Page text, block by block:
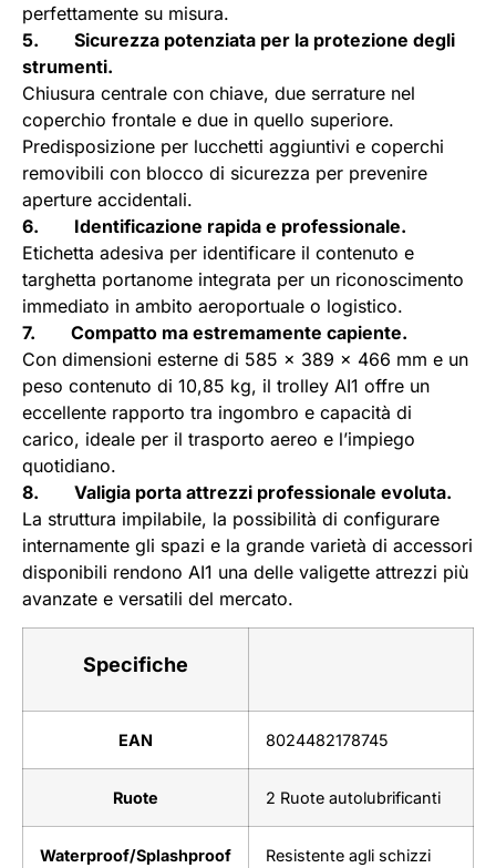
perfettamente su misura.
5. Sicurezza potenziata per la protezione degli
strumenti.
Chiusura centrale con chiave, due serrature nel
coperchio frontale e due in quello superiore.
Predisposizione per lucchetti aggiuntivi e coperchi
removibili con blocco di sicurezza per prevenire
aperture accidentali.
6. Identificazione rapida e professionale.
Etichetta adesiva per identificare il contenuto e
targhetta portanome integrata per un riconoscimento
immediato in ambito aeroportuale o logistico.
7. Compatto ma estremamente capiente.
Con dimensioni esterne di 585 x 389 x 466 mm e un
peso contenuto di 10,85 kg, il trolley AI1 offre un
eccellente rapporto tra ingombro e capacità di
carico, ideale per il trasporto aereo e l’impiego
quotidiano.
8. Valigia porta attrezzi professionale evoluta.
La struttura impilabile, la possibilità di configurare
internamente gli spazi e la grande varietà di accessori
disponibili rendono AI1 una delle valigette attrezzi più
avanzate e versatili del mercato.
Specifiche
EAN 8024482178745
Ruote 2 Ruote autolubrificanti
Waterproof/Splashproof Resistente agli schizzi